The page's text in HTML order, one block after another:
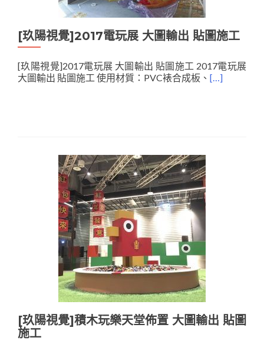
[玖陽視覺]2017電玩展 大圖輸出 貼圖施工
[玖陽視覺]2017電玩展 大圖輸出 貼圖施工 2017電玩展
大圖輸出 貼圖施工 使用材質：PVC裱合成板、 […]
[玖陽視覺]積木玩樂天堂佈置 大圖輸出 貼圖
施工